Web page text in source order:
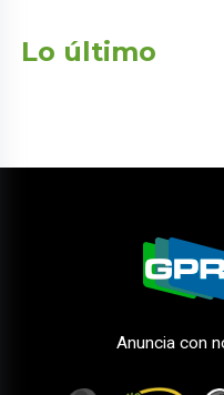
Lo último
Anuncia con